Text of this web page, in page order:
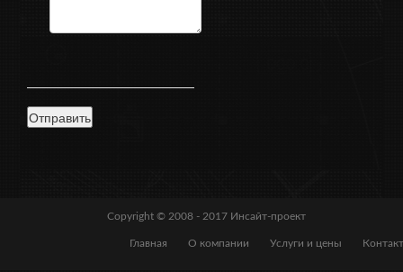
Copyright © 2008 - 2017 Инсайт-проект
Главная О компании Услуги и цены